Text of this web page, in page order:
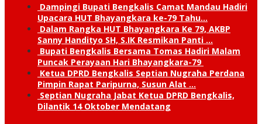
Dampingi Bupati Bengkalis Camat Mandau Hadiri
Upacara HUT Bhayangkara ke-79 Tahu…
Dalam Rangka HUT Bhayangkara Ke 79, AKBP
Sanny Handityo SH, S.IK Resmikan Panti …
Bupati Bengkalis Bersama Tomas Hadiri Malam
Puncak Perayaan Hari Bhayangkara-79
Ketua DPRD Bengkalis Septian Nugraha Perdana
Pimpin Rapat Paripurna, Susun Alat …
Septian Nugraha Jabat Ketua DPRD Bengkalis,
Dilantik 14 Oktober Mendatang